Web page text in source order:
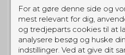
GRATIS
Til pakkeboks ved
Gratis
For at gøre denne side og
mest relevant for dig,
og tredjeparts cookies til at
analysere besøg og huske
indstillinger. Ved at give dit